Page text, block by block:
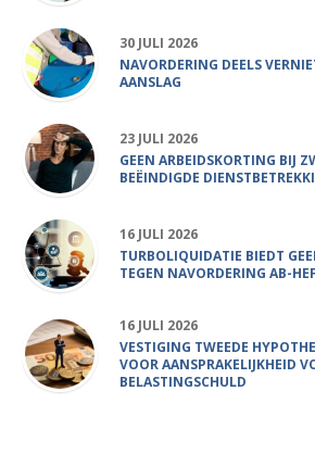
30 JULI 2026
NAVORDERING DEELS
AANSLAG
23 JULI 2026
GEEN ARBEIDSKORTING BIJ
BEËINDIGDE
16 JULI 2026
TURBOLIQUIDATIE BIEDT
TEGEN NAVORDERING AB-
16 JULI 2026
VESTIGING TWEEDE
VOOR AANSPRAKELIJKHEID
BELASTINGSCHULD